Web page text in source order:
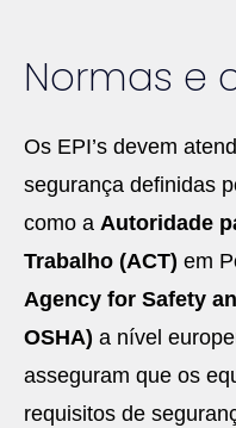
Normas e
Os EPI’s devem
segurança definidas
como a Autoridade
Trabalho (ACT) em
Agency for Safety
OSHA) a nível
asseguram que os
requisitos de